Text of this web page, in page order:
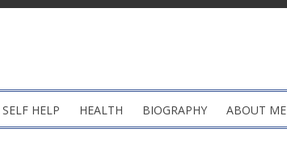
SELF HELP HEALTH BIOGRAPHY ABOUT ME